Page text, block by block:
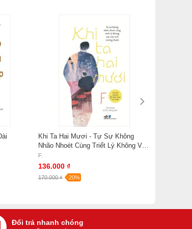
Khi Ta Hai Mươi - Tự Sự Không
Nhão Nhoét Cùng Triết Lý Không Vụn
Của Tuổi Trưởng Thành - F
F.
136.000 ₫
170.000 ₫ -20%
Đổi trả nhanh chóng